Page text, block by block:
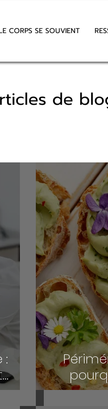
CORPS SE SOUVIENT
de
: